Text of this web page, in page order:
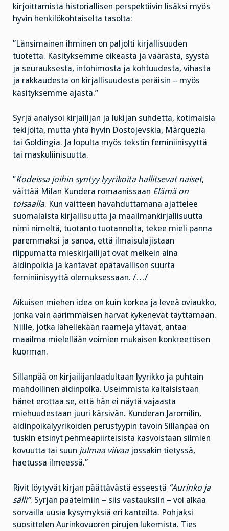
kirjoittamista historiallisen perspektiivin lisäksi myös
hyvin henkilökohtaiselta tasolta:
”Länsimainen ihminen on paljolti kirjallisuuden
tuotetta. Käsityksemme oikeasta ja väärästä, syystä
ja seurauksesta, intohimosta ja kohtuudesta, vihasta
ja rakkaudesta on kirjallisuudesta peräisin – myös
käsityksemme ajasta.”
Syrjä analysoi kirjailijan ja lukijan suhdetta, kotimaisia
tekijöitä, mutta yhtä hyvin Dostojevskia, Márquezia
tai Goldingia. Ja lopulta myös tekstin feminiinisyyttä
tai maskuliinisuutta.
”Kodeissa joihin syntyy lyyrikoita hallitsevat naiset,
väittää Milan Kundera romaanissaan Elämä on
toisaalla. Kun väitteen havahduttamana ajattelee
suomalaista kirjallisuutta ja maailmankirjallisuutta
nimi nimeltä, tuotanto tuotannolta, tekee mieli panna
paremmaksi ja sanoa, että ilmaisulajistaan
riippumatta mieskirjailijat ovat melkein aina
äidinpoikia ja kantavat epätavallisen suurta
feminiinisyyttä olemuksessaan. /…/
Aikuisen miehen idea on kuin korkea ja leveä oviaukko,
jonka vain äärimmäisen harvat kykenevät täyttämään.
Niille, jotka lähellekään raameja yltävät, antaa
maailma mielellään voimien mukaisen konkreettisen
kuorman.
Sillanpää on kirjailijanlaadultaan lyyrikko ja puhtain
mahdollinen äidinpoika. Useimmista kaltaisistaan
hänet erottaa se, että hän ei näytä vajaasta
miehuudestaan juuri kärsivän. Kunderan Jaromilin,
äidinpoikalyyrikoiden perustyypin tavoin Sillanpää on
tuskin etsinyt pehmeäpiirteisistä kasvoistaan silmien
kovuutta tai suun julmaa viivaa jossakin tietyssä,
haetussa ilmeessä.”
Rivit löytyvät kirjan päättävästä esseestä ”Aurinko ja
sälli”. Syrjän päätelmiin – siis vastauksiin – voi alkaa
sorvailla uusia kysymyksiä eri kanteilta. Pohjaksi
suosittelen Aurinkovuoren pirujen lukemista. Ties